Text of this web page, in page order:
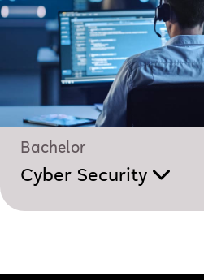
Bachelor
Cyber Security